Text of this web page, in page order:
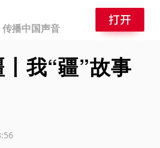
播中国声音
我“疆”故事